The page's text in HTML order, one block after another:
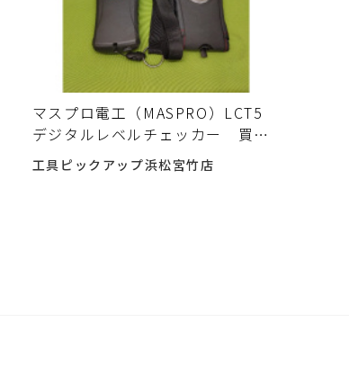
マスプロ電工（MASPRO）LCT5
デジタルレベルチェッカー 買取
入荷いたしました。
工具ピックアップ浜松宮竹店